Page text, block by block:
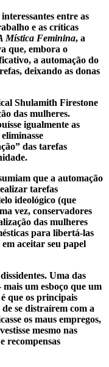
entre as
e as críticas
Mística Feminina, a
que, embora o
a automação do
deixando as donas
Shulamith Firestone
das mulheres.
igualmente as
das tarefas
que a automação
tarefas
ideológico (que
vez, conservadores
das mulheres
para libertá-las
aceitar seu papel
Uma das
um esboço que um
que os principais
se distraírem com a
os maus empregos,
mesmo nas
recompensas